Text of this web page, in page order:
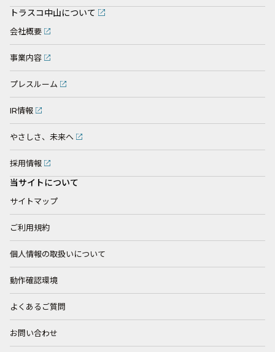
トラスコ中山について
会社概要
事業内容
プレスルーム
IR情報
やさしさ、未来へ
採用情報
当サイトについて
サイトマップ
ご利用規約
個人情報の取扱いについて
動作確認環境
よくあるご質問
お問い合わせ